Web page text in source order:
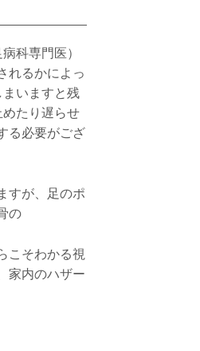
科専門医）
れるかによっ
いますと残
たり遅らせ
る必要がござ
すが、足のポ
の
こそわかる視
家内のハザー